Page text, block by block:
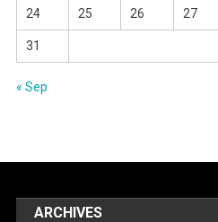
24 25 26 27
31
« Sep
ARCHIVES